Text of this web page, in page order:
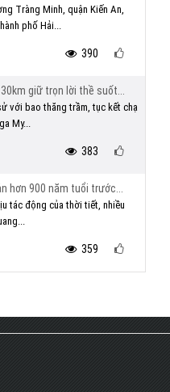
Tràng Minh, quận Kiến An,
phố Hải...
390
giữ trọn lời thề suốt...
với bao thăng trầm, tục kết chạ
My...
383
hơn 900 năm tuổi trước...
tác động của thời tiết, nhiều
359